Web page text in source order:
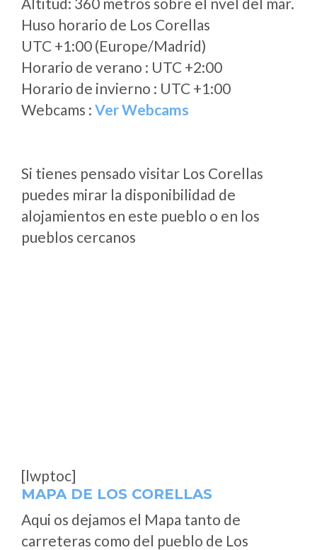
Huso horario de Los Corellas
UTC +1:00 (Europe/Madrid)
Horario de verano : UTC +2:00
Horario de invierno : UTC +1:00
Webcams : Ver Webcams
Si tienes pensado visitar Los Corellas
puedes mirar la disponibilidad de
alojamientos en este pueblo o en los
pueblos cercanos
[lwptoc]
MAPA DE LOS CORELLAS
Aqui os dejamos el Mapa tanto de
carreteras como del pueblo de Los